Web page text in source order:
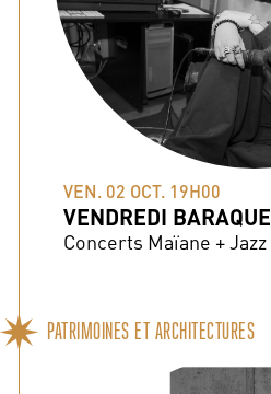
VEN. 02 OCT. 19H00
VENDREDI BARAQUE
Concerts Maïane + Jazz
PATRIMOINES ET ARCHITECTURES